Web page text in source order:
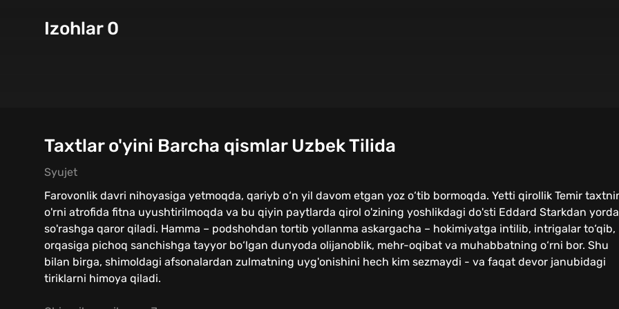
Izohlar 0
Taxtlar o'yini Barcha qismlar Uzbek Tilida
Syujet
Farovonlik davri nihoyasiga yetmoqda, qariyb o‘n yil davom etgan yoz o‘tib bormoqda. Yetti qirollik Temir
o'rni atrofida fitna uyushtirilmoqda va bu qiyin paytlarda qirol o'zining yoshlikdagi do'sti Eddard Starkdan
so'rashga qaror qiladi. Hamma – podshohdan tortib yollanma askargacha – hokimiyatga intilib, intrigalar to‘qib,
orqasiga pichoq sanchishga tayyor bo‘lgan dunyoda olijanoblik, mehr-oqibat va muhabbatning o‘rni bor. Shu
bilan birga, shimoldagi afsonalardan zulmatning uyg'onishini hech kim sezmaydi - va faqat devor janubidagi
tiriklarni himoya qiladi.